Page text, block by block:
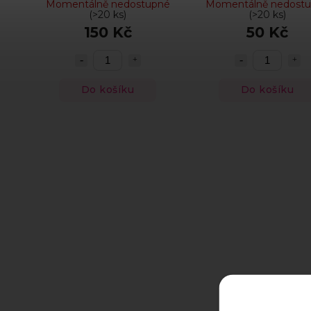
Momentálně nedostupné
(>20 ks)
150 Kč
Do košíku
digitální
Momentálně
(>20 ks)
50 Kč
Do košíku